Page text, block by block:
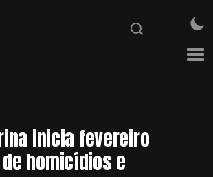
inicia fevereiro
homicídios e